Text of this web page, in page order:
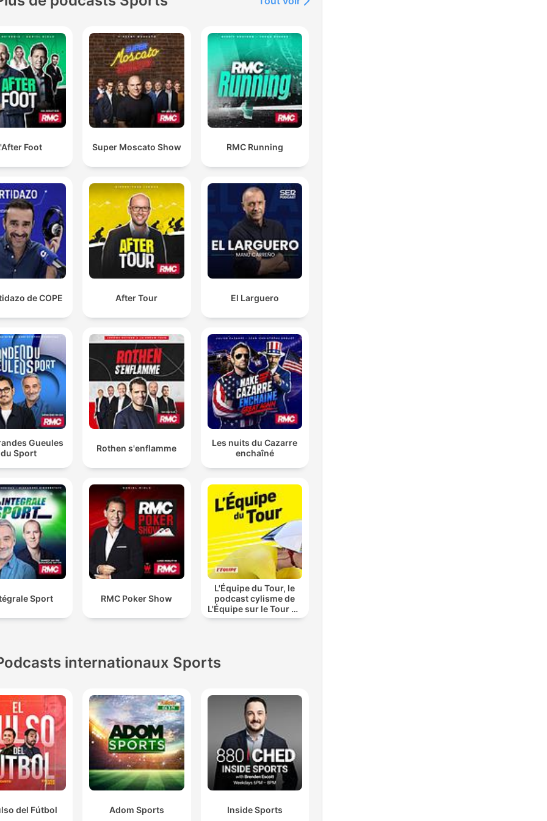
Foot Super Moscato Show RMC Running
de COPE After Tour El Larguero
Gueules
du Sport
Rothen s'enflamme
Les nuits du Cazarre
enchaîné
Sport RMC Poker Show
L'Équipe du Tour, le
podcast cylisme de
L'Équipe sur le Tour de
France
internationaux Sports
del Fútbol Adom Sports Inside Sports